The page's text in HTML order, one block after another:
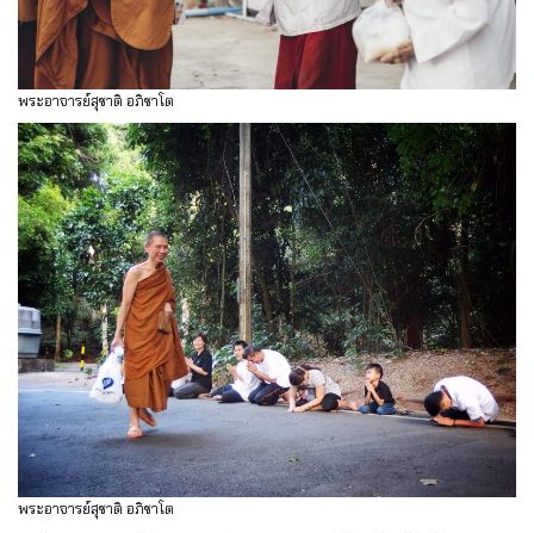
พระอาจารย์สุชาติ อภิชาโต
พระอาจารย์สุชาติ อภิชาโต